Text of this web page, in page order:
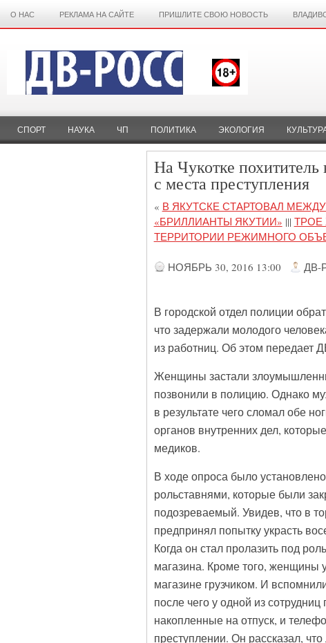
О НАС РЕКЛАМА НА САЙТЕ ПРИШЛИТЕ СВОЮ НОВОСТЬ
СПОРТ НАУКА ЧП ПОЛИТИКА ЭКОЛОГИЯ
На Чукотке
с места преступления
« В ЯКУТСКЕ СТАРТОВАЛ
«БРИЛЛИАНТЫ ЯКУТИИ» ||| ТРОЕ
ТЕРРИТОРИИ РЕЖИМНОГО
НОЯБРЬ 30, 2016 13:00 ДВ-
В городской отдел полиции
что задержали молодого
из работниц. Об этом
Женщины застали
позвонили в полицию. Однако
в результате чего сломал обе
органов внутренних дел,
медиков.
В ходе опроса было
рольставнями, которые были
подозреваемый. Увидев, что в
предпринял попытку украсть
Когда он стал пролазить под
магазина. Кроме того, женщины
магазине грузчиком. И
после чего у одной из
накопленные на отпуск, и
преступлении. Он рассказал,